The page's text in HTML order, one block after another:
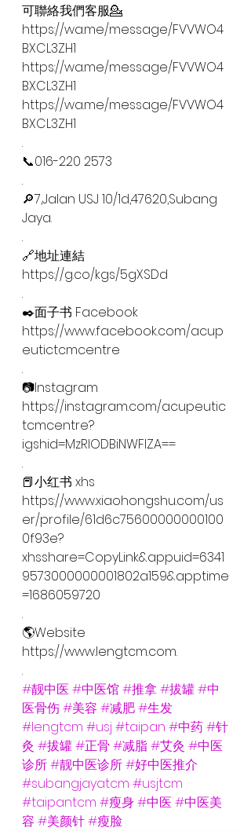
可聯絡我們客服💁
https://wa.me/message/FVVWO4
BXCL3ZH1
https://wa.me/message/FVVWO4
BXCL3ZH1
https://wa.me/message/FVVWO4
BXCL3ZH1
.
📞016-220 2573
.
🔎7,Jalan USJ 10/1d,47620,Subang
Jaya.
.
🔗地址連結
https://g.co/kgs/5gXSDd
.
✒️面子书 Facebook
https://www.facebook.com/acup
eutictcmcentre
.
📷Instagram
https://instagram.com/acupeutic
tcmcentre?
igshid=MzRlODBiNWFlZA==
.
📕小红书 xhs
https://www.xiaohongshu.com/us
er/profile/61d6c75600000000100
0f93e?
xhsshare=CopyLink&appuid=6341
9573000000001802a159&apptime
=1686059720
.
🌎Website
https://www.lengtcm.com.
.
#靓中医#中医馆#推拿#拔罐#中
医骨伤#美容 #减肥#生发
#lengtcm #usj#taipan #中药#针
灸 #拔罐#正骨 #减脂#艾灸 #中医
诊所#靓中医诊所#好中医推介
#subangjayatcm #usjtcm
#taipantcm #瘦身#中医#中医美
容 #美颜针#瘦脸